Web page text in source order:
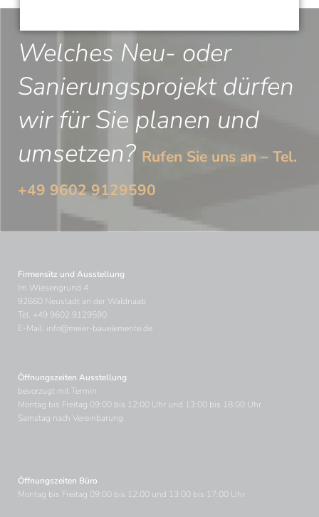
Welches Neu- oder
Sanierungsprojekt dürfen
wir für Sie planen und
umsetzen? Rufen Sie uns an – Tel.
+49 9602 9129590
Firmensitz und Ausstellung
Im Wiesengrund 4
92660 Neustadt an der Waldnaab
Tel. +49 9602 9129590
E-Mail: info@meier-bauelemente.de
Öffnungszeiten Ausstellung
bevorzugt mit Termin
Montag bis Freitag 09:00 bis 12:00 Uhr und 13:00 bis 18:00 Uhr
Samstag nach Vereinbarung
Öffnungszeiten Büro
Montag bis Freitag 09:00 bis 12:00 und 13:00 bis 17:00 Uhr